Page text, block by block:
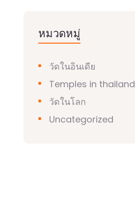
หมวดหมู่
วัดในอินเดีย
Temples in thailand
วัดในโลก
Uncategorized